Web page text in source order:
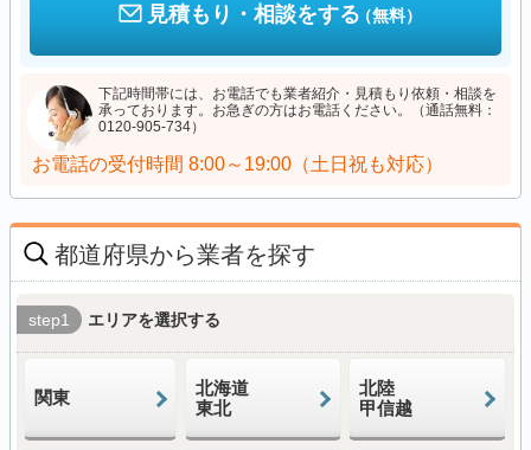
見積もり・相談をする（無料）
下記時間帯には、お電話でも業者紹介・見積もり依頼・相談を
承っております。お急ぎの方はお電話ください。（通話無料：
0120-905-734）
お電話の受付時間 8:00～19:00（土日祝も対応）
都道府県から業者を探す
step1 エリアを選択する
関東
北海道
東北
北陸
甲信越